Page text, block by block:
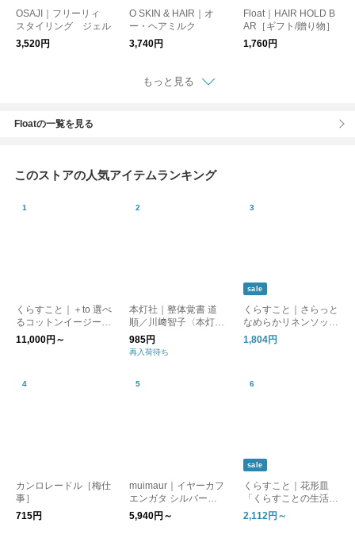
OSAJI｜フリーリィ
スタイリング ジェル
3,520円
O SKIN & HAIR｜オ
ー・ヘアミルク
3,740円
Float｜HAIR HOLD B
AR［ギフト/贈り物］
1,760円
もっと見る
Floatの一覧を見る
このストアの人気アイテムランキング
くらすこと｜＋to 選べ
るコットンイージーパ
ンツ
11,000円～
本灯社｜整体覚書 道
順／川﨑智子〈本灯社
の本〉
985円
再入荷待ち
sale
くらすこと｜さらっと
なめらかリネンソック
ス［ギフト/贈り物］
1,804円
カンロレードル［梅仕
事］
715円
muimaur｜イヤーカフ
エンガタ シルバー
［ギフト/贈り物］
5,940円～
sale
くらすこと｜花形皿
「くらすことの生活道
具 古い器の形シリー
ズ」 ［ 15cm / 18cm
2,112円～